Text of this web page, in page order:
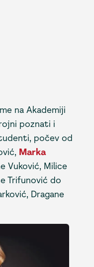
na Akademiji
poznati i
počev od
Marka
Vuković, Milice
Trifunović do
Dragane